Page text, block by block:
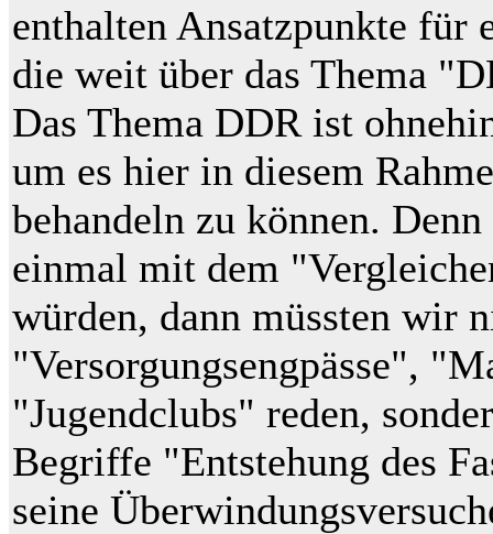
enthalten Ansatzpunkte für
die weit über das Thema
Das Thema DDR ist
um es hier in diesem
behandeln zu können.
einmal mit dem
würden, dann müssten wir
"Versorgungsengpässe",
"Jugendclubs" reden,
Begriffe "Entstehung des
seine